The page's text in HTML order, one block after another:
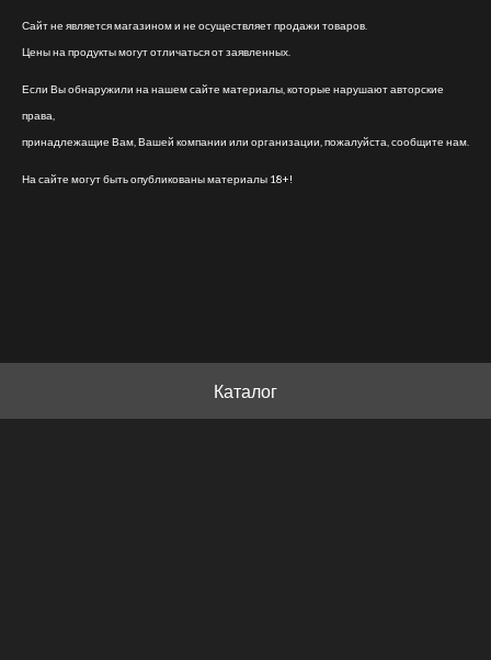
Сайт не является магазином и не осуществляет продажи товаров.
Цены на продукты могут отличаться от заявленных.
Если Вы обнаружили на нашем сайте материалы, которые нарушают авторские
права,
принадлежащие Вам, Вашей компании или организации, пожалуйста, сообщите нам.
На сайте могут быть опубликованы материалы 18+!
Каталог